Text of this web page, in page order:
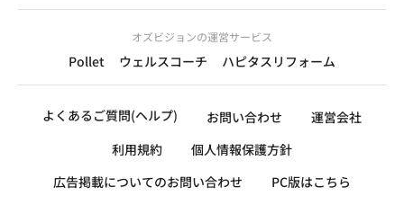
オズビジョンの運営サービス
Pollet ウェルスコーチ ハピタスリフォーム
よくあるご質問(ヘルプ) お問い合わせ
運営会社
利用規約
個人情報保護方針
広告掲載についてのお問い合わせ
PC版はこちら